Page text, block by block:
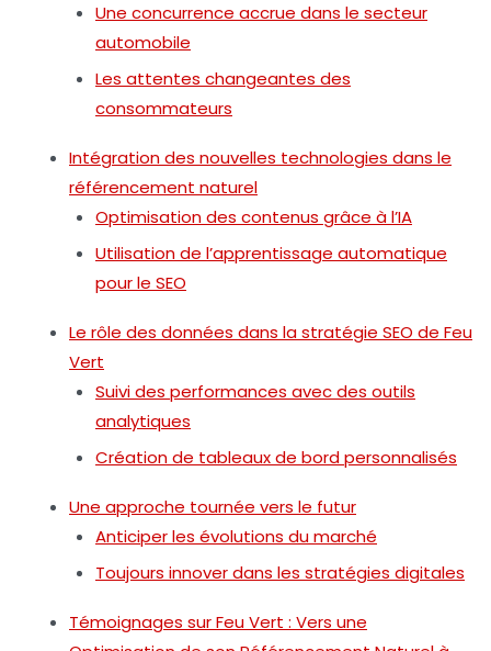
Une concurrence accrue dans le secteur
automobile
Les attentes changeantes des
consommateurs
Intégration des nouvelles technologies dans le
référencement naturel
Optimisation des contenus grâce à l’IA
Utilisation de l’apprentissage automatique
pour le SEO
Le rôle des données dans la stratégie SEO de Feu
Vert
Suivi des performances avec des outils
analytiques
Création de tableaux de bord personnalisés
Une approche tournée vers le futur
Anticiper les évolutions du marché
Toujours innover dans les stratégies digitales
Témoignages sur Feu Vert : Vers une